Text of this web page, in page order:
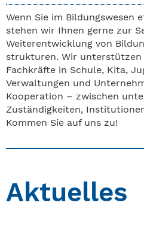
Wenn Sie im Bildungswesen
stehen wir Ihnen gerne zur
Weiterentwicklung von
strukturen. Wir
Fachkräfte in Schule, Kita,
Verwaltungen und
Kooperation – zwischen
Zuständigkeiten,
Kommen Sie auf uns zu!
Aktuelles